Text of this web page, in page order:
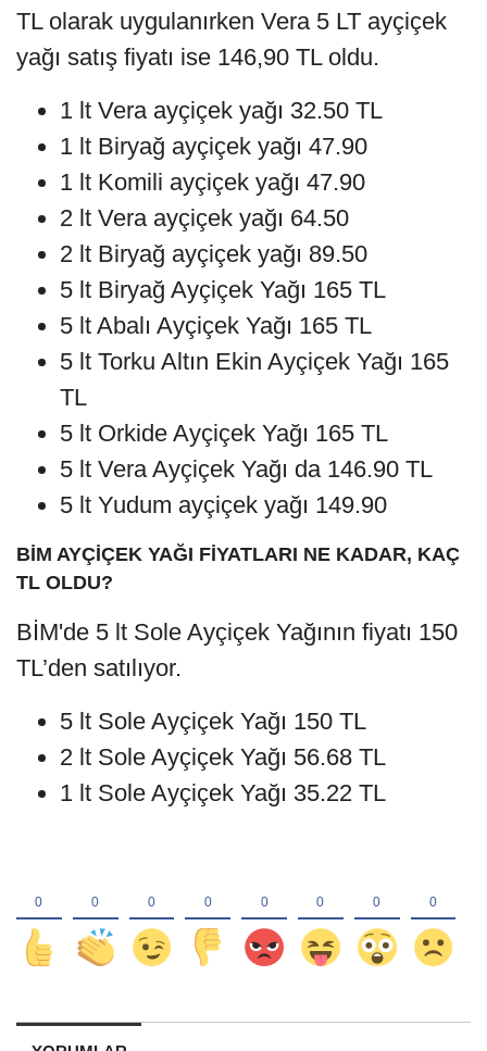
TL olarak uygulanırken Vera 5 LT ayçiçek
yağı satış fiyatı ise 146,90 TL oldu.
1 lt Vera ayçiçek yağı 32.50 TL
1 lt Biryağ ayçiçek yağı 47.90
1 lt Komili ayçiçek yağı 47.90
2 lt Vera ayçiçek yağı 64.50
2 lt Biryağ ayçiçek yağı 89.50
5 lt Biryağ Ayçiçek Yağı 165 TL
5 lt Abalı Ayçiçek Yağı 165 TL
5 lt Torku Altın Ekin Ayçiçek Yağı 165
TL
5 lt Orkide Ayçiçek Yağı 165 TL
5 lt Vera Ayçiçek Yağı da 146.90 TL
5 lt Yudum ayçiçek yağı 149.90
BİM AYÇİÇEK YAĞI FİYATLARI NE KADAR, KAÇ
TL OLDU?
BİM'de 5 lt Sole Ayçiçek Yağının fiyatı 150
TL’den satılıyor.
5 lt Sole Ayçiçek Yağı 150 TL
2 lt Sole Ayçiçek Yağı 56.68 TL
1 lt Sole Ayçiçek Yağı 35.22 TL